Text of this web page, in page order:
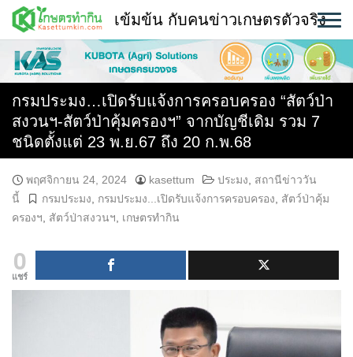
Skip
content
พืช
หน้าแรก
แวดวงเกษตร
สถานีข่าววันนี้
เข้มข้น กับคนข่าวเกษตรตัวจริง
กรมประมง…เปิดรับแจ้งการครอบครอง “สัตว์ป่า
สงวนฯ-สัตว์ป่าคุ้มครองฯ” จากบัญชีเดิม รวม 7
ชนิดตั้งแต่ 23 พ.ย.67 ถึง 20 ก.พ.68
พฤศจิกายน 24, 2024 kasettum ประมง, สถานีข่าววัน
นี้
กรมประมง, กรมประมง...เปิดรับแจ้งการครอบครอง, สัตว์ป่าคุ้ม
ครองฯ, สัตว์ป่าสงวนฯ, เกษตรทำกิน
0
แชร์